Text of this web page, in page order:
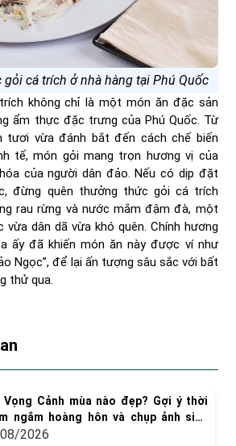
cá trích ở nhà hàng tại Phú Quốc
không chỉ là một món ăn đặc sản
ẩm thực đặc trưng của Phú Quốc. Từ
tươi vừa đánh bắt đến cách chế biến
tế, món gỏi mang trọn hương vị của
của người dân đảo. Nếu có dịp đặt
đừng quên thưởng thức gỏi cá trích
rau rừng và nước mắm đậm đà, một
dân dã vừa khó quên. Chính hương
ấy đã khiến món ăn này được ví như
Ngọc”, để lại ấn tượng sâu sắc với bất
thử qua.
Cảnh mùa nào đẹp? Gợi ý thời
ngắm hoàng hôn và chụp ảnh siêu
2026